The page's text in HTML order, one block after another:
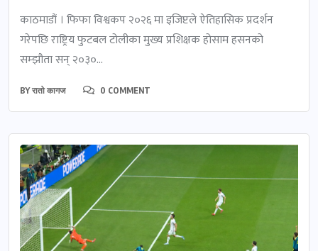
काठमाडौं । फिफा विश्वकप २०२६ मा इजिप्टले ऐतिहासिक प्रदर्शन
गरेपछि राष्ट्रिय फुटबल टोलीका मुख्य प्रशिक्षक होसाम हसनको
सम्झौता सन् २०३०...
BYरातो कागज 0 COMMENT